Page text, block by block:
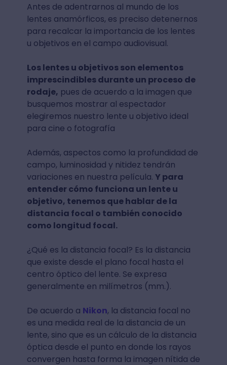
Antes de adentrarnos al mundo de los
lentes anamórficos, es preciso detenernos
para recalcar la importancia de los lentes
u objetivos en el campo audiovisual.
Los lentes u objetivos son elementos
imprescindibles durante un proceso de
rodaje, pues de acuerdo a la imagen que
busquemos mostrar al espectador
elegiremos nuestro lente u objetivo ideal
para cine o fotografía
Además, aspectos como la profundidad de
campo, luminosidad y nitidez tendrán
variaciones en nuestra película. Y para
entender cómo funciona un lente u
objetivo, tenemos que hablar de la
distancia focal o también conocido
como longitud focal.
¿Qué es la distancia focal? Es la distancia
que existe desde el plano focal hasta el
centro óptico del lente. Se expresa
generalmente en milímetros (mm.).
De acuerdo a Nikon, la distancia focal no
es una medida real de la distancia de un
lente, sino que es un cálculo de la distancia
óptica desde el punto en donde los rayos
convergen hasta forma la imagen nítida de